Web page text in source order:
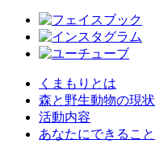
くまもりとは
森と野生動物の現状
活動内容
あなたにできること